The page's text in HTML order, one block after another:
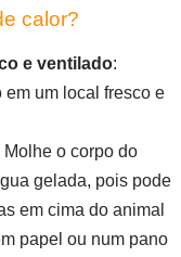
calor?
e ventilado:
um local fresco e
Molhe o corpo do
gelada, pois pode
em cima do animal
papel ou num pano